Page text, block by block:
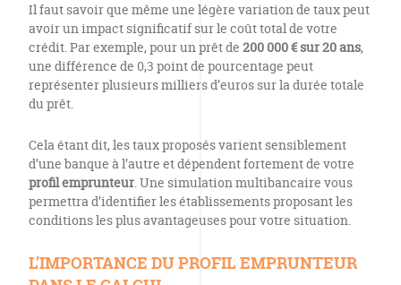
Il faut savoir que même une légère variation de taux peut
avoir un impact significatif sur le coût total de votre
crédit. Par exemple, pour un prêt de 200 000 € sur 20 ans,
une différence de 0,3 point de pourcentage peut
représenter plusieurs milliers d’euros sur la durée totale
du prêt.
Cela étant dit, les taux proposés varient sensiblement
d’une banque à l’autre et dépendent fortement de votre
profil emprunteur. Une simulation multibancaire vous
permettra d’identifier les établissements proposant les
conditions les plus avantageuses pour votre situation.
L’IMPORTANCE DU PROFIL EMPRUNTEUR